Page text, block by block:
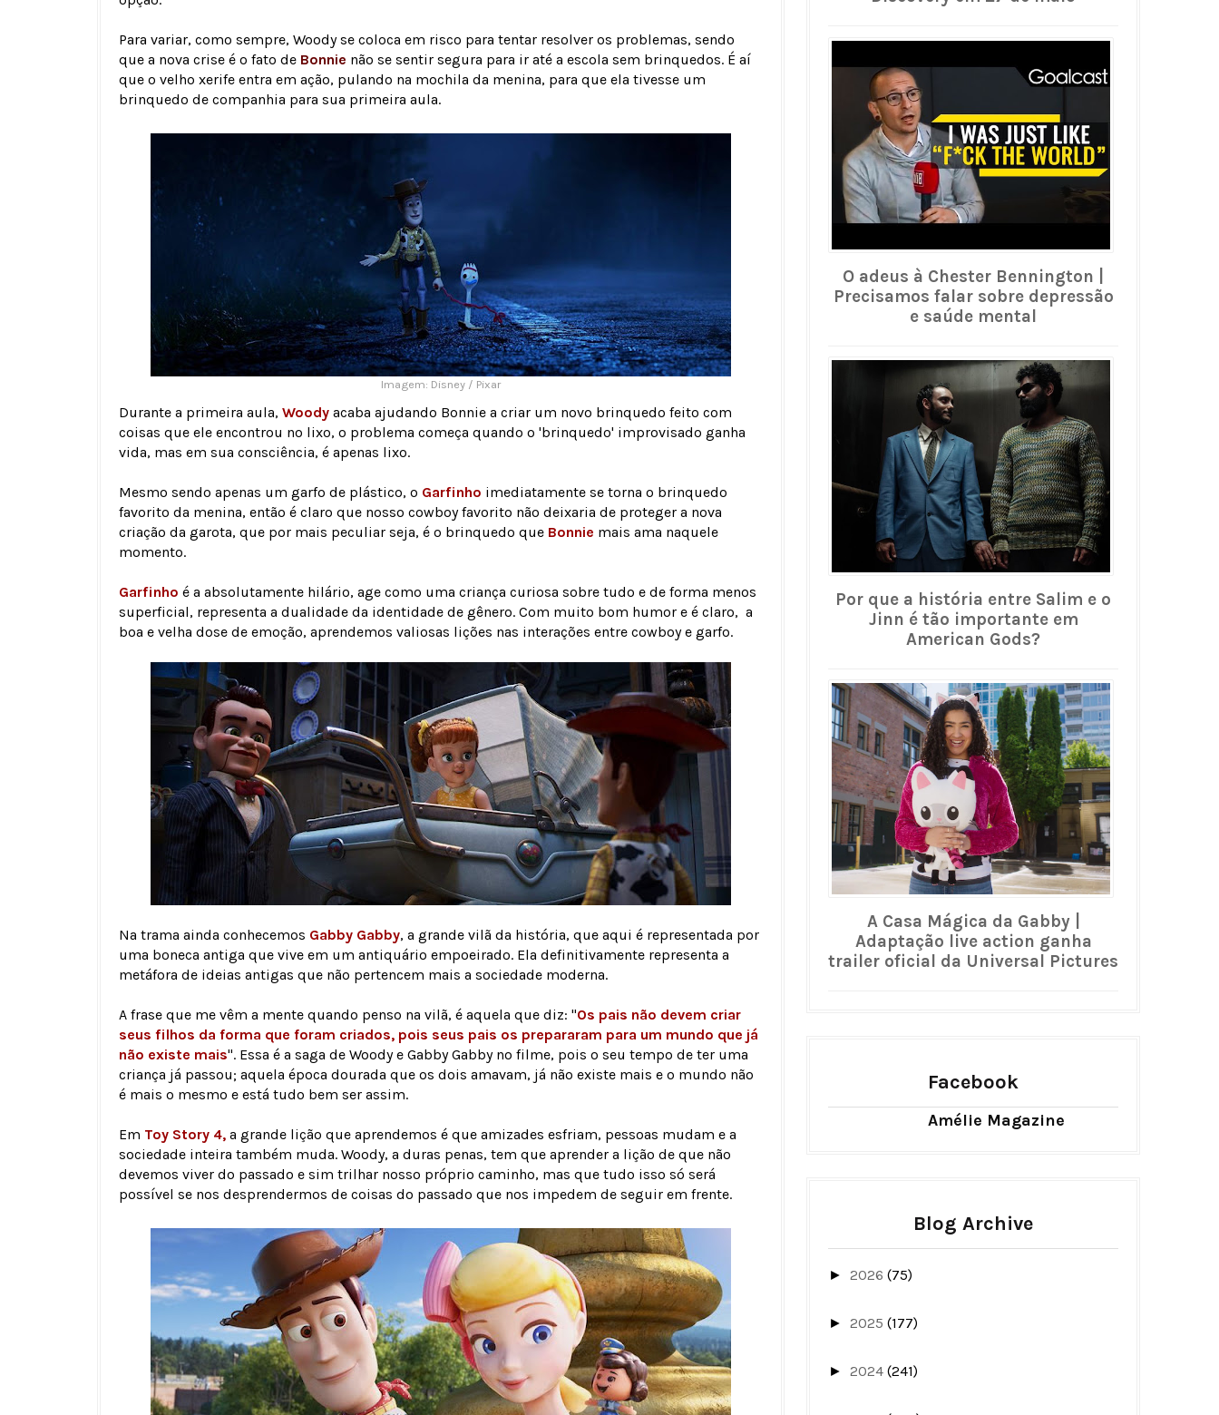
Para variar, como sempre, Woody se coloca em risco para tentar resolver os problemas, sendo
que a nova crise é o fato de Bonnie não se sentir segura para ir até a escola sem brinquedos. É aí
que o velho xerife entra em ação, pulando na mochila da menina, para que ela tivesse um
brinquedo de companhia para sua primeira aula.
Imagem: Disney / Pixar
Durante a primeira aula, Woody acaba ajudando Bonnie a criar um novo brinquedo feito com
coisas que ele encontrou no lixo, o problema começa quando o 'brinquedo' improvisado ganha
vida, mas em sua consciência, é apenas lixo.
Mesmo sendo apenas um garfo de plástico, o Garfinho imediatamente se torna o brinquedo
favorito da menina, então é claro que nosso cowboy favorito não deixaria de proteger a nova
criação da garota, que por mais peculiar seja, é o brinquedo que Bonnie mais ama naquele
momento.
Garfinho é a absolutamente hilário, age como uma criança curiosa sobre tudo e de forma menos
superficial, representa a dualidade da identidade de gênero. Com muito bom humor e é claro, a
boa e velha dose de emoção, aprendemos valiosas lições nas interações entre cowboy e garfo.
Na trama ainda conhecemos Gabby Gabby, a grande vilã da história, que aqui é representada por
uma boneca antiga que vive em um antiquário empoeirado. Ela definitivamente representa a
metáfora de ideias antigas que não pertencem mais a sociedade moderna.
A frase que me vêm a mente quando penso na vilã, é aquela que diz: "Os pais não devem criar
seus filhos da forma que foram criados, pois seus pais os prepararam para um mundo que já
não existe mais". Essa é a saga de Woody e Gabby Gabby no filme, pois o seu tempo de ter uma
criança já passou; aquela época dourada que os dois amavam, já não existe mais e o mundo não
é mais o mesmo e está tudo bem ser assim.
Em Toy Story 4, a grande lição que aprendemos é que amizades esfriam, pessoas mudam e a
sociedade inteira também muda. Woody, a duras penas, tem que aprender a lição de que não
devemos viver do passado e sim trilhar nosso próprio caminho, mas que tudo isso só será
possível se nos desprendermos de coisas do passado que nos impedem de seguir em frente.
O adeus à Chester Bennington |
Precisamos falar sobre depressão
e saúde mental
Por que a história entre Salim e o
Jinn é tão importante em
American Gods?
A Casa Mágica da Gabby |
Adaptação live action ganha
trailer oficial da Universal Pictures
Facebook
Amélie Magazine
Blog Archive
► 2026 (75)
► 2025 (177)
► 2024 (241)